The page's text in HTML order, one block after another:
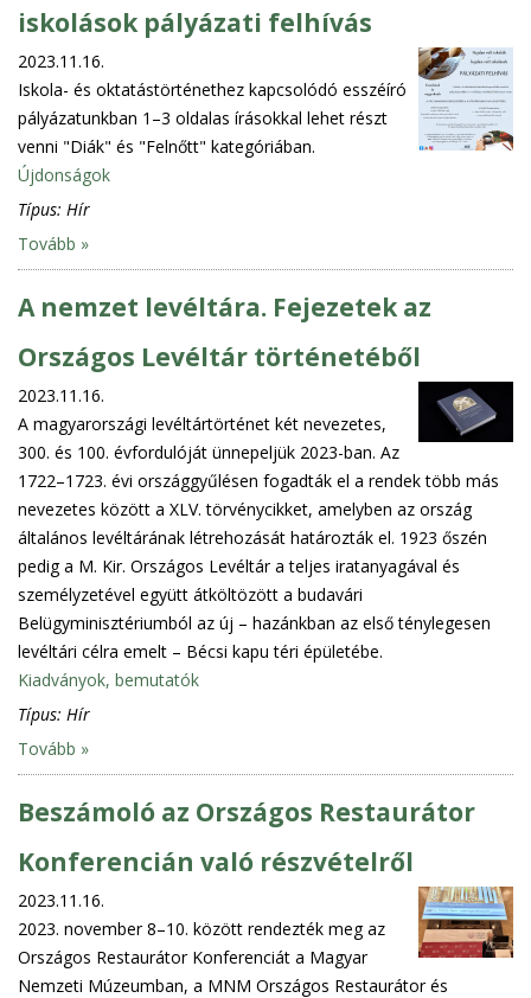
iskolások pályázati felhívás
2023.11.16.
Iskola- és oktatástörténethez kapcsolódó esszéíró
pályázatunkban 1–3 oldalas írásokkal lehet részt
venni "Diák" és "Felnőtt" kategóriában.
Újdonságok
Típus: Hír
Tovább »
A nemzet levéltára. Fejezetek az
Országos Levéltár történetéből
2023.11.16.
A magyarországi levéltártörténet két nevezetes,
300. és 100. évfordulóját ünnepeljük 2023-ban. Az
1722–1723. évi országgyűlésen fogadták el a rendek több más
nevezetes között a XLV. törvénycikket, amelyben az ország
általános levéltárának létrehozását határozták el. 1923 őszén
pedig a M. Kir. Országos Levéltár a teljes iratanyagával és
személyzetével együtt átköltözött a budavári
Belügyminisztériumból az új – hazánkban az első ténylegesen
levéltári célra emelt – Bécsi kapu téri épületébe.
Kiadványok, bemutatók
Típus: Hír
Tovább »
Beszámoló az Országos Restaurátor
Konferencián való részvételről
2023.11.16.
2023. november 8–10. között rendezték meg az
Országos Restaurátor Konferenciát a Magyar
Nemzeti Múzeumban, a MNM Országos Restaurátor és